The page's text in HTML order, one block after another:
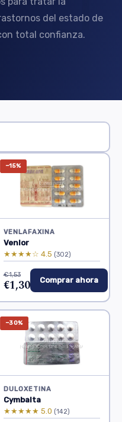
del estado de
total confianza.
−15%
VENLAFAXINA
Venlor
★★★★☆ 4.5 (302)
€1,53
€1,30 Comprar ahora
−30%
DULOXETINA
Cymbalta
★★★★★ 5.0 (142)